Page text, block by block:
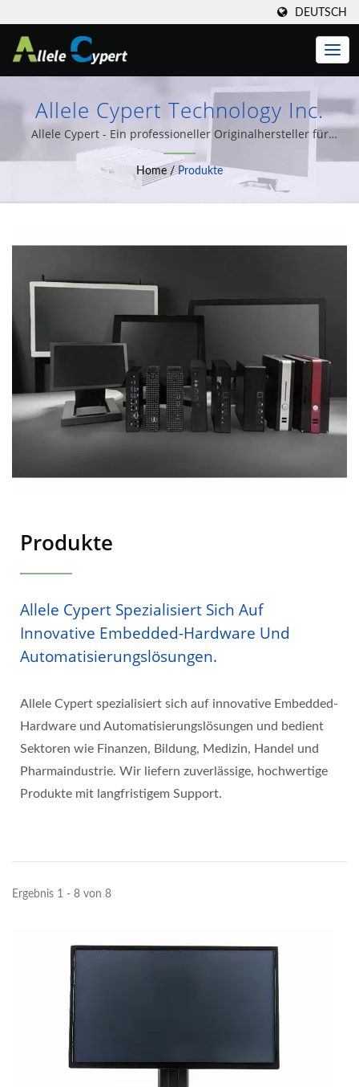
DEUTSCH
Allele Cypert Technology Inc.
Allele Cypert - Ein professioneller Originalhersteller für
Embedded-Mainboards, IPC.
Home / Produkte
Produkte
Allele Cypert Spezialisiert Sich Auf
Innovative Embedded-Hardware Und
Automatisierungslösungen.
Allele Cypert spezialisiert sich auf innovative Embedded-
Hardware und Automatisierungslösungen und bedient
Sektoren wie Finanzen, Bildung, Medizin, Handel und
Pharmaindustrie. Wir liefern zuverlässige, hochwertige
Produkte mit langfristigem Support.
Ergebnis 1 - 8 von 8